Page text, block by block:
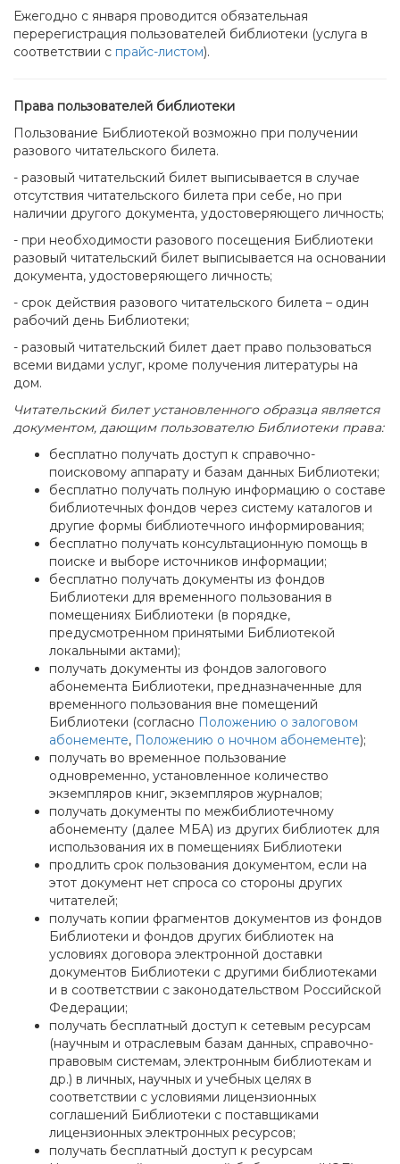
Ежегодно с января проводится обязательная
перерегистрация пользователей библиотеки (услуга в
соответствии с прайс-листом).
Права пользователей библиотеки
Пользование Библиотекой возможно при получении
разового читательского билета.
- разовый читательский билет выписывается в случае
отсутствия читательского билета при себе, но при
наличии другого документа, удостоверяющего личность;
- при необходимости разового посещения Библиотеки
разовый читательский билет выписывается на основании
документа, удостоверяющего личность;
- срок действия разового читательского билета – один
рабочий день Библиотеки;
- разовый читательский билет дает право пользоваться
всеми видами услуг, кроме получения литературы на
дом.
Читательский билет установленного образца является
документом, дающим пользователю Библиотеки права:
бесплатно получать доступ к справочно-
поисковому аппарату и базам данных Библиотеки;
бесплатно получать полную информацию о составе
библиотечных фондов через систему каталогов и
другие формы библиотечного информирования;
бесплатно получать консультационную помощь в
поиске и выборе источников информации;
бесплатно получать документы из фондов
Библиотеки для временного пользования в
помещениях Библиотеки (в порядке,
предусмотренном принятыми Библиотекой
локальными актами);
получать документы из фондов залогового
абонемента Библиотеки, предназначенные для
временного пользования вне помещений
Библиотеки (согласно Положению о залоговом
абонементе, Положению о ночном абонементе);
получать во временное пользование
одновременно, установленное количество
экземпляров книг, экземпляров журналов;
получать документы по межбиблиотечному
абонементу (далее МБА) из других библиотек для
использования их в помещениях Библиотеки
продлить срок пользования документом, если на
этот документ нет спроса со стороны других
читателей;
получать копии фрагментов документов из фондов
Библиотеки и фондов других библиотек на
условиях договора электронной доставки
документов Библиотеки с другими библиотеками
и в соответствии с законодательством Российской
Федерации;
получать бесплатный доступ к сетевым ресурсам
(научным и отраслевым базам данных, справочно-
правовым системам, электронным библиотекам и
др.) в личных, научных и учебных целях в
соответствии с условиями лицензионных
соглашений Библиотеки с поставщиками
лицензионных электронных ресурсов;
получать бесплатный доступ к ресурсам